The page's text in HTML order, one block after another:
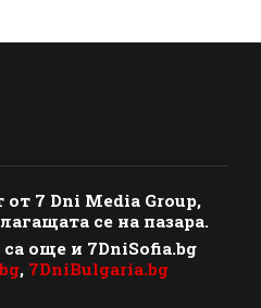
от 7 Dni Media Group,
се на пазара.
още и 7DniSofia.bg
, 7DniBulgaria.bg